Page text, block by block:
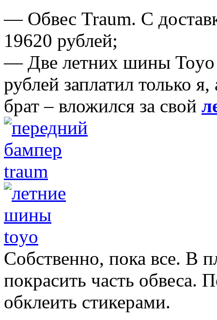
— Обвес Traum. С
19620 рублей;
— Две летних шины Toyo
рублей заплатил только
брат – вложился за свой
Собственно, пока все. В
покрасить часть обвеса.
обклеить стикерами.